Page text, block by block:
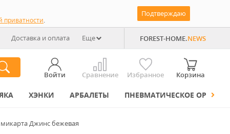
приватности.
Подтверждаю
Доставка и оплата Еще FOREST-HOME.NEWS
Войти Сравнение Избранное Корзина
ХЭНКИ АРБАЛЕТЫ ПНЕВМАТИЧЕСКОЕ ОРУЖИЕ
микарта Джинс бежевая